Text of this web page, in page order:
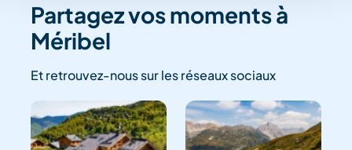
Partagez vos moments à
Méribel
Et retrouvez-nous sur les réseaux sociaux